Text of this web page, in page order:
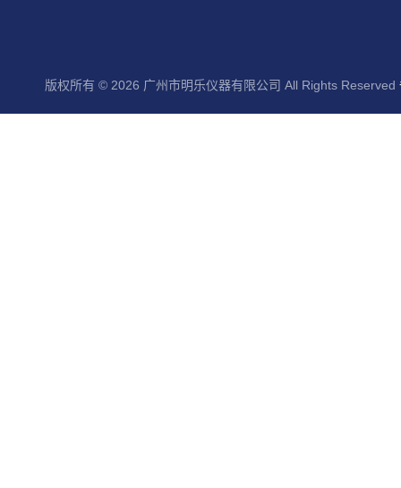
版权所有 © 2026 广州市明乐仪器有限公司 All Rights Reserved